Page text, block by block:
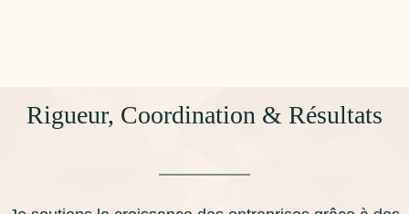
Rigueur, Coordination & Résultats